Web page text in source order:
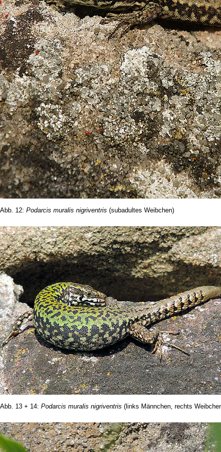
Abb. 12: Podarcis muralis nigriventris (subadultes Weibchen)
Abb. 13 + 14: Podarcis muralis nigriventris (links Männchen, rechts